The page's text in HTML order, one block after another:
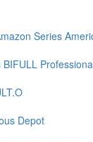
Series
BIFULL
Depot